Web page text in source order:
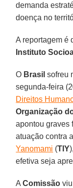
demanda
doença no
A reportagem é
Instituto
O Brasil sofreu
segunda-feira
Direitos
Organização
apontou graves
atuação contra
Yanomami (TIY
efetiva seja
AComissão